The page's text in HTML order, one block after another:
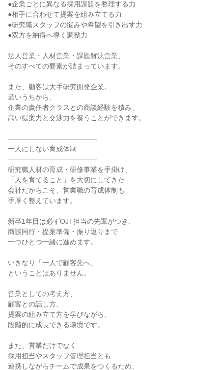
●企業ごとに異なる採用課題を整理する力
●相手に合わせて提案を組み立てる力
●研究職スタッフの悩みや希望を引き出す力
●双方を納得へ導く調整力
法人営業・人材営業・課題解決営業、
そのすべての要素が詰まっています。
また、顧客は大手研究開発企業。
若いうちから、
企業の責任者クラスとの商談経験を積み、
高い提案力と交渉力を養うことができます。
―――――――――――――
一人にしない育成体制
―――――――――――――
研究職人材の育成・研修事業を手掛け、
「人を育てること」を大切にしてきた
会社だからこそ、営業職の育成体制も
手厚く整えています。
新卒1年目は必ずOJT担当の先輩がつき、
商談同行・提案準備・振り返りまで
一つひとつ一緒に進めます。
いきなり「一人で顧客先へ」
ということはありません。
営業としての考え方、
顧客との話し方、
提案の組み立て方を学びながら、
段階的に成長できる環境です。
また、営業だけでなく
採用担当やスタッフ管理担当とも
連携しながらチームで成果をつくるため、